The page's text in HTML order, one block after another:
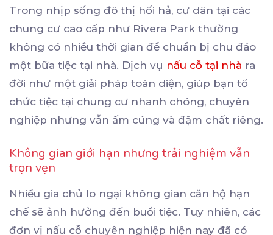
Trong nhịp sống đô thị hối hả, cư dân tại các
chung cư cao cấp như Rivera Park thường
không có nhiều thời gian để chuẩn bị chu đáo
một bữa tiệc tại nhà. Dịch vụ nấu cỗ tại nhà ra
đời như một giải pháp toàn diện, giúp bạn tổ
chức tiệc tại chung cư nhanh chóng, chuyên
nghiệp nhưng vẫn ấm cúng và đậm chất riêng.
Không gian giới hạn nhưng trải nghiệm vẫn
trọn vẹn
Nhiều gia chủ lo ngại không gian căn hộ hạn
chế sẽ ảnh hưởng đến buổi tiệc. Tuy nhiên, các
đơn vị nấu cỗ chuyên nghiệp hiện nay đã có